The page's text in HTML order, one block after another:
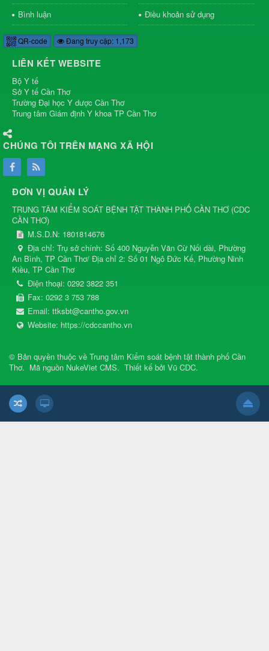
Bình luận
Điều khoản sử dụng
QR-code Đang truy cập: 1,173
LIÊN KẾT WEBSITE
Bộ Y tế
Sở Y tế Cần Thơ
Trường Đại học Y dược Cần Thơ
Trung tâm Giám định Y khoa TP Cần Thơ
CHÚNG TÔI TRÊN MẠNG XÃ HỘI
ĐƠN VỊ QUẢN LÝ
TRUNG TÂM KIỂM SOÁT BỆNH TẬT THÀNH PHỐ CẦN THƠ (CDC
CẦN THƠ)
M.S.D.N: 1801814676
Địa chỉ: Trụ sở chính: Số 400 Nguyễn Văn Cừ Nối dài, Phường
An Bình, TP Cần Thơ/ Địa chỉ 2: Số 01 Ngô Đức Kế, Phường Ninh
Kiều, TP Cần Thơ
Điện thoại: 0292 3822 351
Fax: 0292 3 753 788
Email: ttksbt@cantho.gov.vn
Website: https://cdccantho.vn
© Bản quyền thuộc về Trung tâm Kiểm soát bệnh tật thành phố Cần
Thơ. Mã nguồn NukeViet CMS. Thiết kế bởi Vũ CDC.